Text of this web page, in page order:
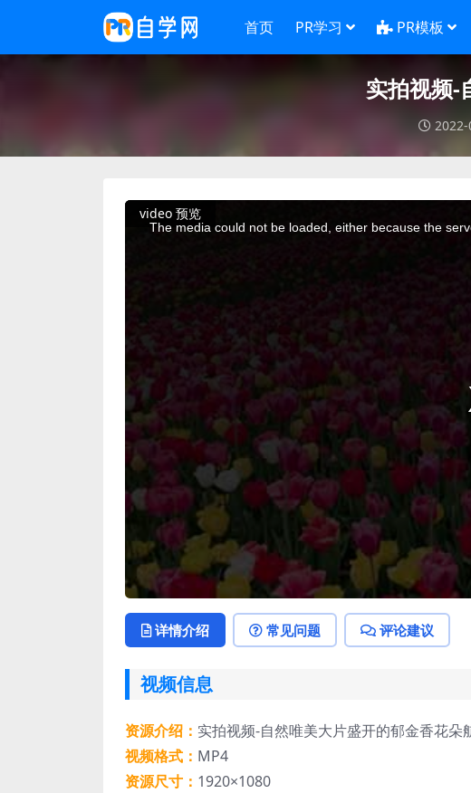
首页 PR学习 PR模板
实拍视频-
video 预览
This
The media could not be loaded, either because the
详情介绍 常见问题 评论建议
视频信息
资源介绍： 实拍视频-自然唯美大片盛开的郁金香花朵
视频格式： MP4
资源尺寸： 1920×1080